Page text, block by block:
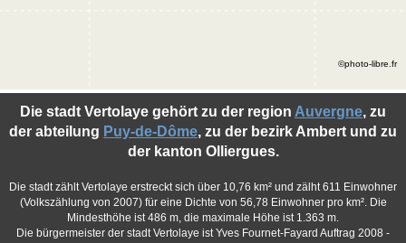
Die stadt Vertolaye gehört zu der region Auvergne, zu
der abteilung Puy-de-Dôme, zu der bezirk Ambert und zu
der kanton Olliergues.
Die stadt zählt Vertolaye erstreckt sich über 10,76 km² und zälht 611 Einwohner
(Volkszählung von 2007) für eine Dichte von 56,78 Einwohner pro km². Die
Mindesthöhe ist 486 m, die maximale Höhe ist 1.363 m.
Die bürgermeister der stadt Vertolaye ist Yves Fournet-Fayard Auftrag 2008 -
©photo-libre.fr